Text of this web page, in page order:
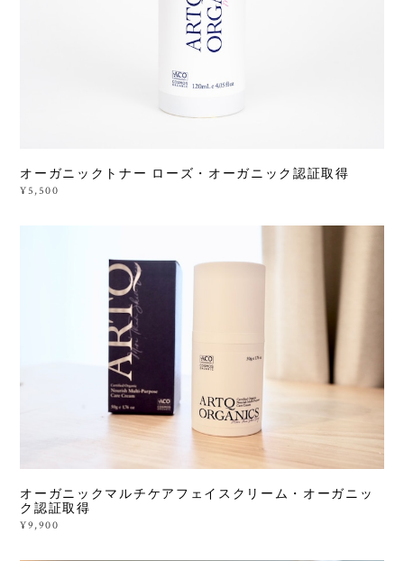
オーガニックトナー ローズ・オーガニック認証取得
¥5,500
オーガニックマルチケアフェイスクリーム・オーガニッ
ク認証取得
¥9,900